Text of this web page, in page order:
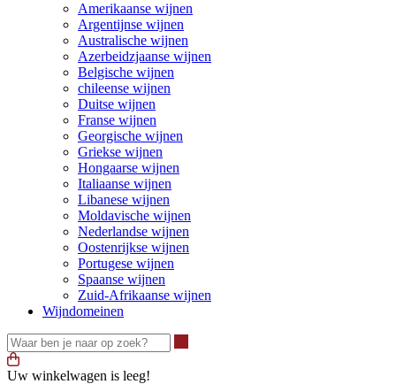
Amerikaanse wijnen
Argentijnse wijnen
Australische wijnen
Azerbeidzjaanse wijnen
Belgische wijnen
chileense wijnen
Duitse wijnen
Franse wijnen
Georgische wijnen
Griekse wijnen
Hongaarse wijnen
Italiaanse wijnen
Libanese wijnen
Moldavische wijnen
Nederlandse wijnen
Oostenrijkse wijnen
Portugese wijnen
Spaanse wijnen
Zuid-Afrikaanse wijnen
Wijndomeinen
Uw winkelwagen is leeg!